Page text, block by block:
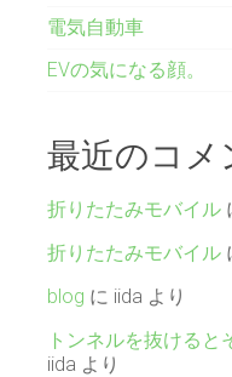
電気自動車
EVの気になる顔。
最近のコメ
折りたたみモバイル
折りたたみモバイル
blog に iida より
トンネルを抜けると
iida より